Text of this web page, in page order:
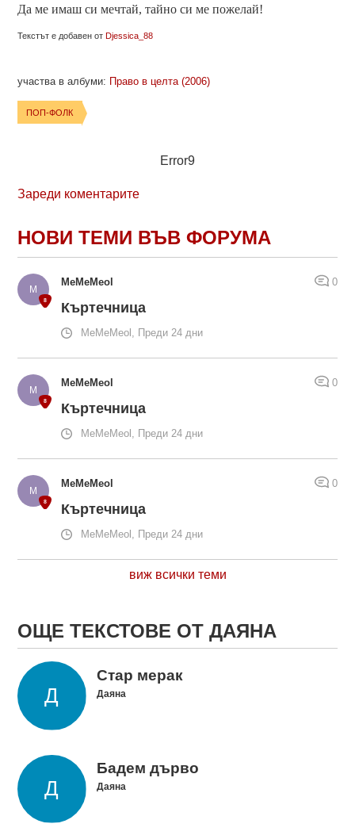
Да ме имаш си мечтай, тайно си ме пожелай!
Текстът е добавен от Djessica_88
участва в албуми: Право в целта (2006)
ПОП-ФОЛК
Error9
Зареди коментарите
НОВИ ТЕМИ ВЪВ ФОРУМА
MeMeMeol 0
Къртечница
MeMeMeol, Преди 24 дни
MeMeMeol 0
Къртечница
MeMeMeol, Преди 24 дни
MeMeMeol 0
Къртечница
MeMeMeol, Преди 24 дни
виж всички теми
ОЩЕ ТЕКСТОВЕ ОТ ДАЯНА
Стар мерак
Даяна
Бадем дърво
Даяна